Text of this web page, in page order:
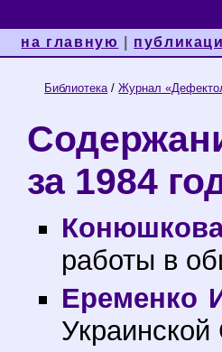
на главную
Библиотека/Журнал
за 1984
работы в
Еременко